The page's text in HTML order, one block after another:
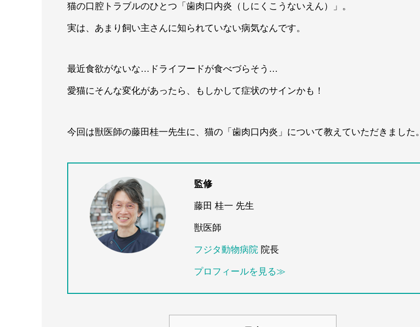
猫の口腔トラブルのひとつ「歯肉口内炎（しにくこうないえん）」。
実は、あまり飼い主さんに知られていない病気なんです。
最近食欲がないな…ドライフードが食べづらそう…
愛猫にそんな変化があったら、もしかして症状のサインかも！
今回は獣医師の藤田桂一先生に、猫の「歯肉口内炎」について教えていただきました。
監修
藤田 桂一 先生
獣医師
フジタ動物病院 院長
プロフィールを見る≫